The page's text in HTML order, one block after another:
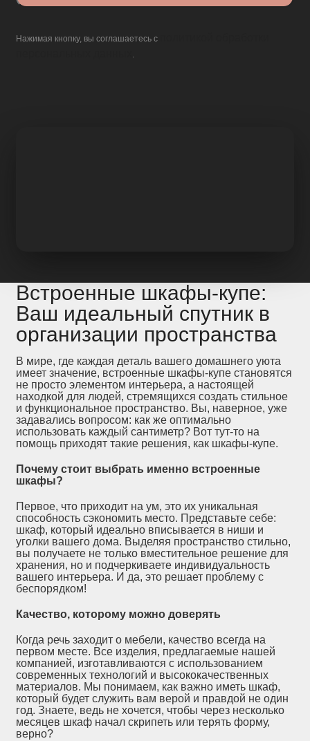
Нажимая кнопку, вы соглашаетесь с
.
Встроенные шкафы-купе:
Ваш идеальный спутник в
организации пространства
В мире, где каждая деталь вашего домашнего уюта
имеет значение, встроенные шкафы-купе становятся
не просто элементом интерьера, а настоящей
находкой для людей, стремящихся создать стильное
и функциональное пространство. Вы, наверное, уже
задавались вопросом: как же оптимально
использовать каждый сантиметр? Вот тут-то на
помощь приходят такие решения, как шкафы-купе.
Почему стоит выбрать именно встроенные
шкафы?
Первое, что приходит на ум, это их уникальная
способность сэкономить место. Представьте себе:
шкаф, который идеально вписывается в ниши и
уголки вашего дома. Выделяя пространство стильно,
вы получаете не только вместительное решение для
хранения, но и подчеркиваете индивидуальность
вашего интерьера. И да, это решает проблему с
беспорядком!
Качество, которому можно доверять
Когда речь заходит о мебели, качество всегда на
первом месте. Все изделия, предлагаемые нашей
компанией, изготавливаются с использованием
современных технологий и высококачественных
материалов. Мы понимаем, как важно иметь шкаф,
который будет служить вам верой и правдой не один
год. Знаете, ведь не хочется, чтобы через несколько
месяцев шкаф начал скрипеть или терять форму,
верно?